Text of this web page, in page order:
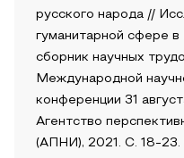
русского народа //
гуманитарной сфере
сборник научных
Международной
конференции 31
Агентство
(АПНИ), 2021. С. 18-23.